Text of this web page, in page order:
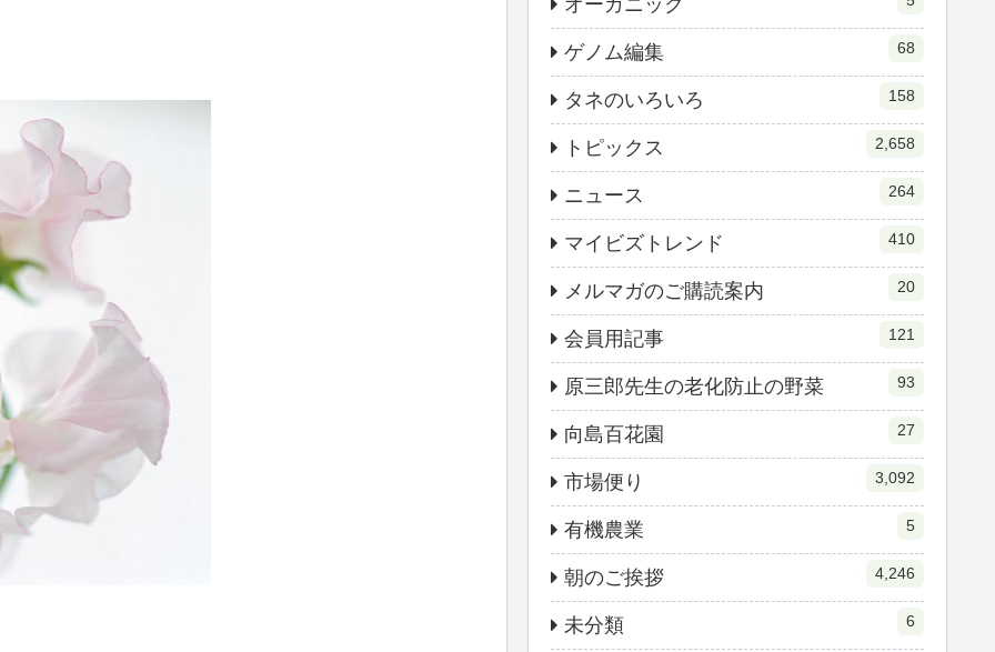
オーガニック
ゲノム編集 68
タネのいろいろ 158
トピックス 2,658
ニュース 264
マイビズトレンド 410
メルマガのご購読案内 20
会員用記事 121
原三郎先生の老化防止の野菜 93
向島百花園 27
市場便り 3,092
有機農業 5
朝のご挨拶 4,246
未分類 6